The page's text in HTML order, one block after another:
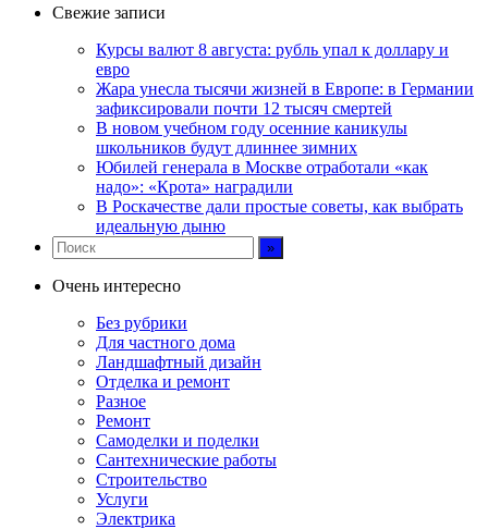
Свежие записи
Курсы валют 8 августа: рубль упал к доллару и
евро
Жара унесла тысячи жизней в Европе: в Германии
зафиксировали почти 12 тысяч смертей
В новом учебном году осенние каникулы
школьников будут длиннее зимних
Юбилей генерала в Москве отработали «как
надо»: «Крота» наградили
В Роскачестве дали простые советы, как выбрать
идеальную дыню
Очень интересно
Без рубрики
Для частного дома
Ландшафтный дизайн
Отделка и ремонт
Разное
Ремонт
Самоделки и поделки
Сантехнические работы
Строительство
Услуги
Электрика